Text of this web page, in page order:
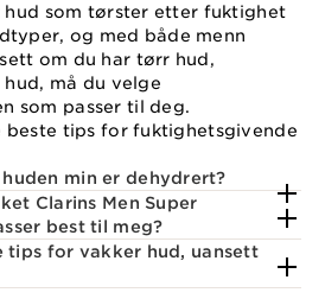
som tørster etter fuktighet
og med både menn
om du har tørr hud,
må du velge
som passer til deg.
beste tips for fuktighetsgivende
min er dehydrert?
Clarins Men Super
best til meg?
tips for vakker hud, uansett